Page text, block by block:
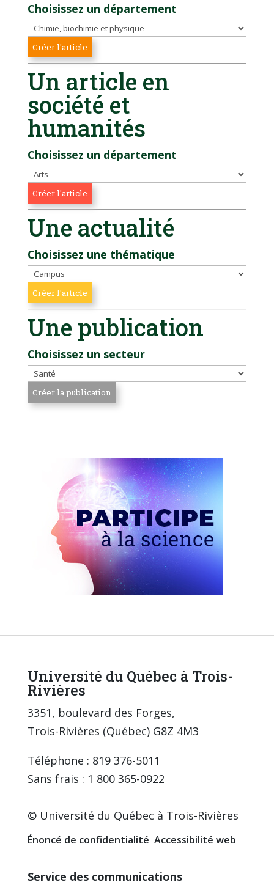
Choisissez un département
Un article en
société et
humanités
Choisissez un département
Une actualité
Choisissez une thématique
Une publication
Choisissez un secteur
Université du Québec à Trois-
Rivières
3351, boulevard des Forges,
Trois-Rivières (Québec) G8Z 4M3
Téléphone : 819 376-5011
Sans frais : 1 800 365-0922
© Université du Québec à Trois-Rivières
Énoncé de confidentialité Accessibilité web
Service des communications